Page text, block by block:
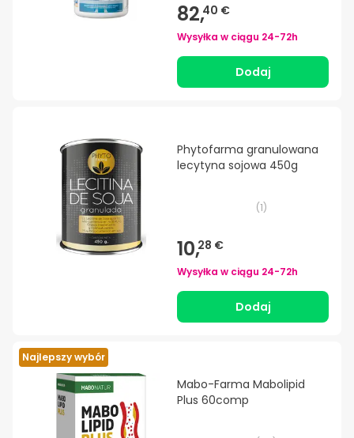
82,40 €
Wysyłka w ciągu 24-72h
Dodaj
Phytofarma granulowana
lecytyna sojowa 450g
(1)
10,28 €
Wysyłka w ciągu 24-72h
Dodaj
Najlepszy wybór
Mabo-Farma Mabolipid
Plus 60comp